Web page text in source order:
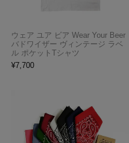
ウェア ユア ビア Wear Your Beer
バドワイザー ヴィンテージ ラベ
ル ポケットTシャツ
¥7,700